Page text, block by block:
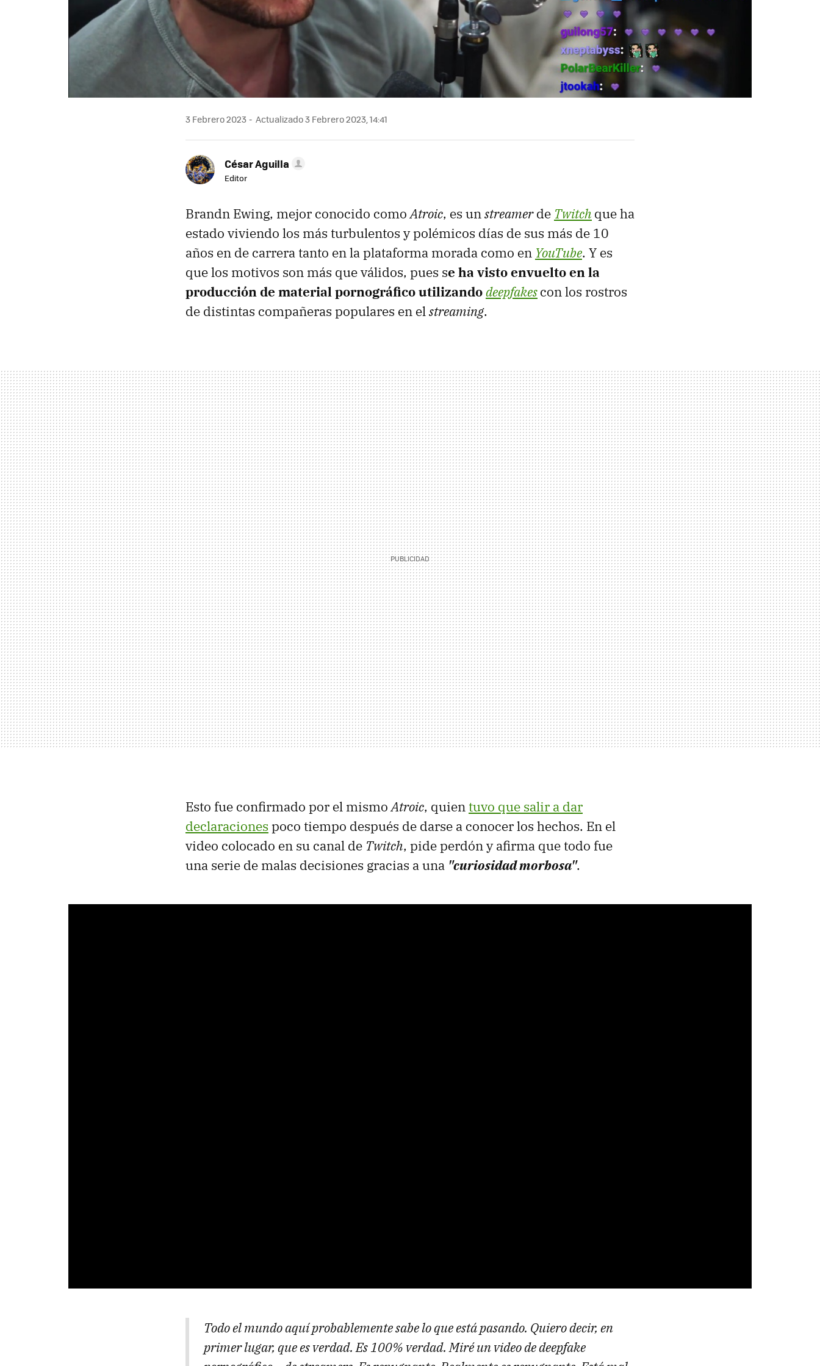
3 Febrero 2023 Actualizado 3 Febrero 2023, 14:41
César Aguilla
Editor
Brandn Ewing, mejor conocido comoAtroic, es unstreamerde Twitch que ha
estado viviendo los más turbulentos y polémicos días de sus más de 10
años en de carrera tanto en la plataforma morada como en YouTube. Y es
que los motivos son más que válidos, pues se ha visto envuelto en la
producción de material pornográfico utilizandodeepfakescon los rostros
de distintas compañeras populares en elstreaming.
Esto fue confirmado por el mismoAtroic, quientuvo que salir a dar
declaraciones poco tiempo después de darse a conocer los hechos. En el
video colocado en su canal de Twitch, pide perdón y afirma que todo fue
una serie de malas decisiones gracias a una "curiosidad morbosa".
Todo el mundo aquí probablemente sabe lo que está pasando. Quiero decir, en
primer lugar, que es verdad. Es 100% verdad. Miré un video de deepfake